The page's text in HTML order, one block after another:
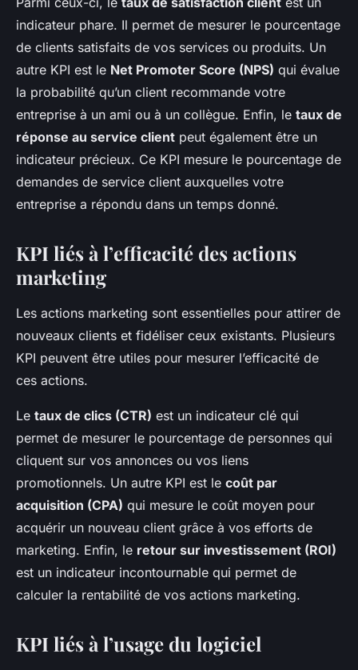
indicateur phare. Il permet de mesurer le pourcentage
de clients satisfaits de vos services ou produits. Un
autre KPI est le Net Promoter Score (NPS) qui évalue
la probabilité qu’un client recommande votre
entreprise à un ami ou à un collègue. Enfin, le taux de
réponse au service client peut également être un
indicateur précieux. Ce KPI mesure le pourcentage de
demandes de service client auxquelles votre
entreprise a répondu dans un temps donné.
KPI liés à l’efficacité des actions
marketing
Les actions marketing sont essentielles pour attirer de
nouveaux clients et fidéliser ceux existants. Plusieurs
KPI peuvent être utiles pour mesurer l’efficacité de
ces actions.
Le taux de clics (CTR) est un indicateur clé qui
permet de mesurer le pourcentage de personnes qui
cliquent sur vos annonces ou vos liens
promotionnels. Un autre KPI est le coût par
acquisition (CPA) qui mesure le coût moyen pour
acquérir un nouveau client grâce à vos efforts de
marketing. Enfin, le retour sur investissement (ROI)
est un indicateur incontournable qui permet de
calculer la rentabilité de vos actions marketing.
KPI liés à l’usage du logiciel